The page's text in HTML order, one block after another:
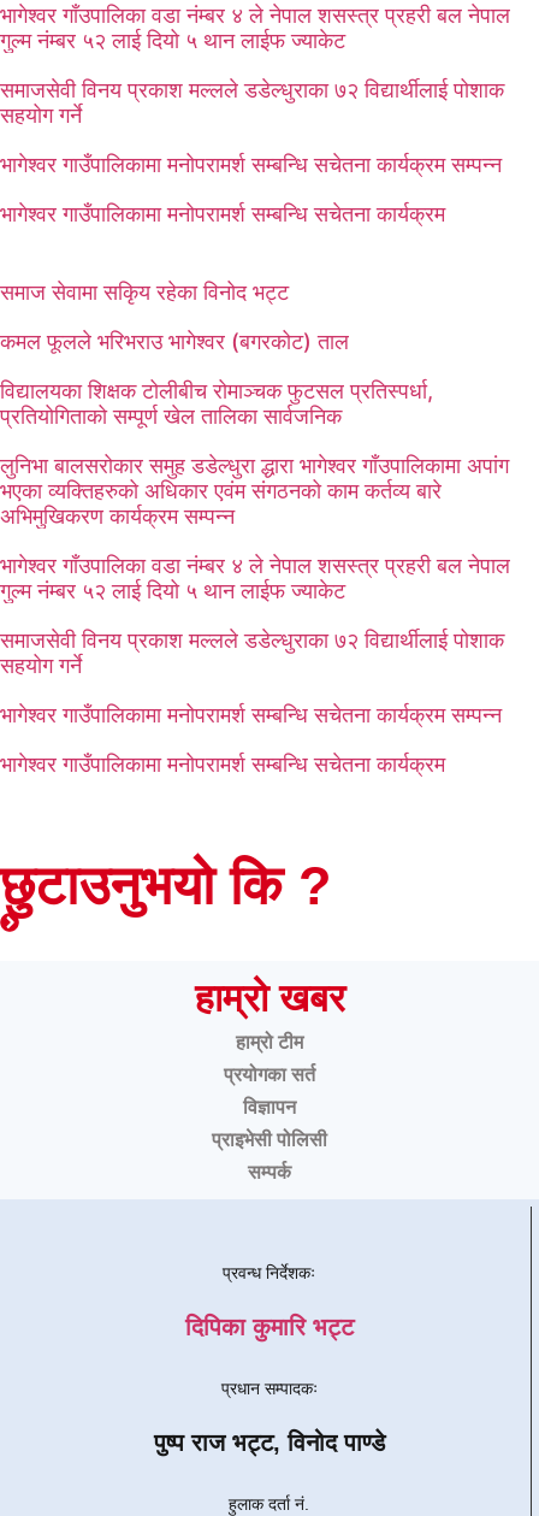
भागेश्वर गाँउपालिका वडा नंम्बर ४ ले नेपाल शसस्त्र प्रहरी बल नेपाल
गुल्म नंम्बर ५२ लाई दियो ५ थान लाईफ ज्याकेट
समाजसेवी विनय प्रकाश मल्लले डडेल्धुराका ७२ विद्यार्थीलाई पोशाक
सहयोग गर्ने
भागेश्वर गाउँपालिकामा मनोपरामर्श सम्बन्धि सचेतना कार्यक्रम सम्पन्न
भागेश्वर गाउँपालिकामा मनोपरामर्श सम्बन्धि सचेतना कार्यक्रम
समाज सेवामा सकिृय रहेका विनोद भट्ट
कमल फूलले भरिभराउ भागेश्वर (बगरकोट) ताल
विद्यालयका शिक्षक टोलीबीच रोमाञ्चक फुटसल प्रतिस्पर्धा,
प्रतियोगिताको सम्पूर्ण खेल तालिका सार्वजनिक
लुनिभा बालसरोकार समुह डडेल्धुरा द्धारा भागेश्वर गाँउपालिकामा अपांग
भएका व्यक्तिहरुको अधिकार एवंम संगठनको काम कर्तव्य बारे
अभिमुखिकरण कार्यक्रम सम्पन्न
भागेश्वर गाँउपालिका वडा नंम्बर ४ ले नेपाल शसस्त्र प्रहरी बल नेपाल
गुल्म नंम्बर ५२ लाई दियो ५ थान लाईफ ज्याकेट
समाजसेवी विनय प्रकाश मल्लले डडेल्धुराका ७२ विद्यार्थीलाई पोशाक
सहयोग गर्ने
भागेश्वर गाउँपालिकामा मनोपरामर्श सम्बन्धि सचेतना कार्यक्रम सम्पन्न
भागेश्वर गाउँपालिकामा मनोपरामर्श सम्बन्धि सचेतना कार्यक्रम
छुटाउनुभयो कि ?
हाम्रो खबर
हाम्रो टीम
प्रयोगका सर्त
विज्ञापन
प्राइभेसी पोलिसी
सम्पर्क
प्रवन्ध निर्देशकः
दिपिका कुमारि भट्ट
प्रधान सम्पादकः
पुष्प राज भट्ट, विनोद पाण्डे
हुलाक दर्ता नं.